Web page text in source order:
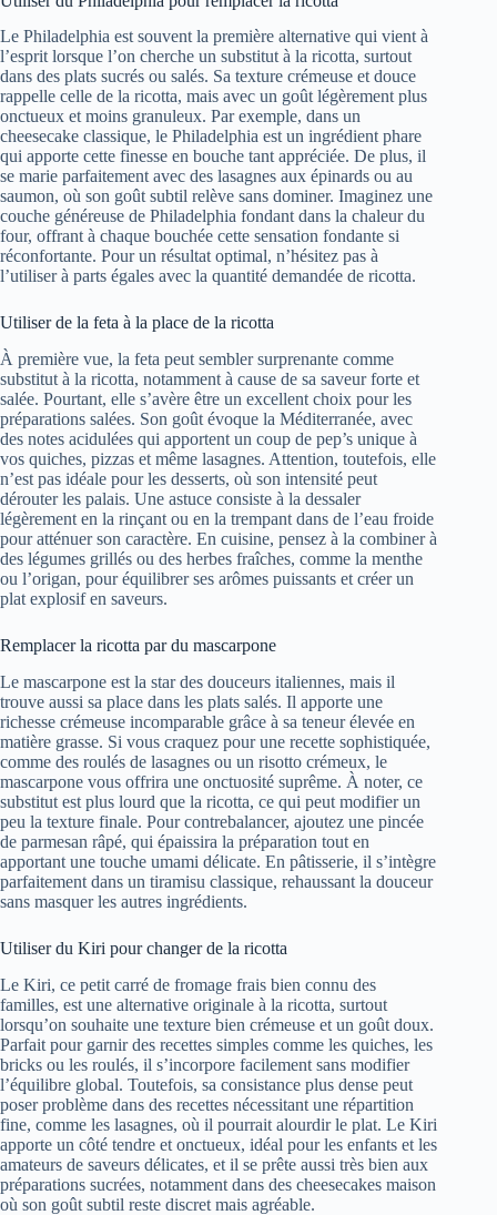
Le Philadelphia est souvent la première alternative qui vient à
l’esprit lorsque l’on cherche un substitut à la ricotta, surtout
dans des plats sucrés ou salés. Sa texture crémeuse et douce
rappelle celle de la ricotta, mais avec un goût légèrement plus
onctueux et moins granuleux. Par exemple, dans un
cheesecake classique, le Philadelphia est un ingrédient phare
qui apporte cette finesse en bouche tant appréciée. De plus, il
se marie parfaitement avec des lasagnes aux épinards ou au
saumon, où son goût subtil relève sans dominer. Imaginez une
couche généreuse de Philadelphia fondant dans la chaleur du
four, offrant à chaque bouchée cette sensation fondante si
réconfortante. Pour un résultat optimal, n’hésitez pas à
l’utiliser à parts égales avec la quantité demandée de ricotta.
Utiliser de la feta à la place de la ricotta
À première vue, la feta peut sembler surprenante comme
substitut à la ricotta, notamment à cause de sa saveur forte et
salée. Pourtant, elle s’avère être un excellent choix pour les
préparations salées. Son goût évoque la Méditerranée, avec
des notes acidulées qui apportent un coup de pep’s unique à
vos quiches, pizzas et même lasagnes. Attention, toutefois, elle
n’est pas idéale pour les desserts, où son intensité peut
dérouter les palais. Une astuce consiste à la dessaler
légèrement en la rinçant ou en la trempant dans de l’eau froide
pour atténuer son caractère. En cuisine, pensez à la combiner à
des légumes grillés ou des herbes fraîches, comme la menthe
ou l’origan, pour équilibrer ses arômes puissants et créer un
plat explosif en saveurs.
Remplacer la ricotta par du mascarpone
Le mascarpone est la star des douceurs italiennes, mais il
trouve aussi sa place dans les plats salés. Il apporte une
richesse crémeuse incomparable grâce à sa teneur élevée en
matière grasse. Si vous craquez pour une recette sophistiquée,
comme des roulés de lasagnes ou un risotto crémeux, le
mascarpone vous offrira une onctuosité suprême. À noter, ce
substitut est plus lourd que la ricotta, ce qui peut modifier un
peu la texture finale. Pour contrebalancer, ajoutez une pincée
de parmesan râpé, qui épaissira la préparation tout en
apportant une touche umami délicate. En pâtisserie, il s’intègre
parfaitement dans un tiramisu classique, rehaussant la douceur
sans masquer les autres ingrédients.
Utiliser du Kiri pour changer de la ricotta
Le Kiri, ce petit carré de fromage frais bien connu des
familles, est une alternative originale à la ricotta, surtout
lorsqu’on souhaite une texture bien crémeuse et un goût doux.
Parfait pour garnir des recettes simples comme les quiches, les
bricks ou les roulés, il s’incorpore facilement sans modifier
l’équilibre global. Toutefois, sa consistance plus dense peut
poser problème dans des recettes nécessitant une répartition
fine, comme les lasagnes, où il pourrait alourdir le plat. Le Kiri
apporte un côté tendre et onctueux, idéal pour les enfants et les
amateurs de saveurs délicates, et il se prête aussi très bien aux
préparations sucrées, notamment dans des cheesecakes maison
où son goût subtil reste discret mais agréable.